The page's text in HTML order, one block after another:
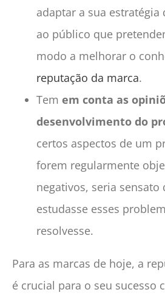
adaptar a sua estratégia
ao público que
modo a melhorar o
reputação da marca.
Tem em conta as
desenvolvimento do
certos aspectos de um
forem regularmente
negativos, seria sensato
estudasse esses
resolvesse.
Para as marcas de hoje, a
é crucial para o seu sucesso